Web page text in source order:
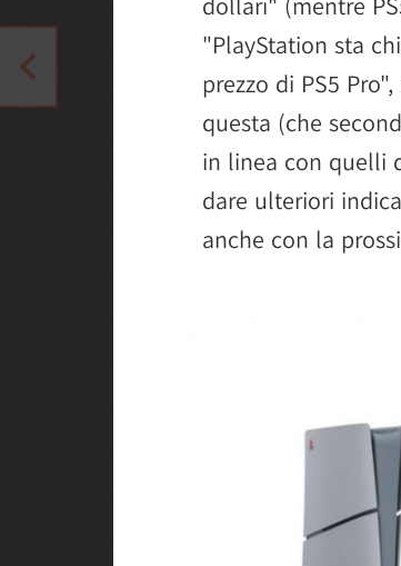
"PlayStation sta
prezzo di PS5
questa (che
in linea con quelli
dare ulteriori
anche con la